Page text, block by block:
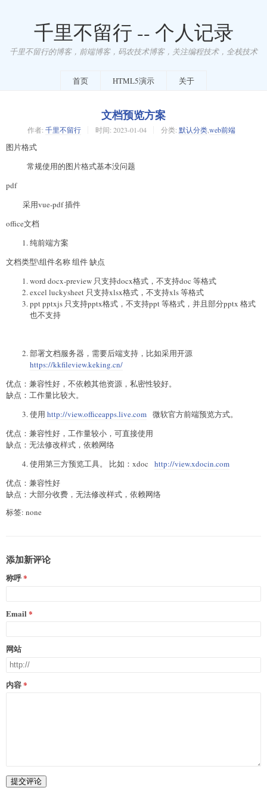
千里不留行 -- 个人记录
千里不留行的博客，前端博客，码农技术博客，关注编程技术，全栈技术
首页 HTML5演示 关于
文档预览方案
作者: 千里不留行 时间: 2023-01-04 分类: 默认分类,web前端
图片格式
常规使用的图片格式基本没问题
pdf
采用vue-pdf 插件
office文档
纯前端方案
文档类型\组件名称 组件 缺点
word docx-preview 只支持docx格式，不支持doc 等格式
excel luckysheet 只支持xlsx格式，不支持xls 等格式
ppt pptxjs 只支持pptx格式，不支持ppt 等格式，并且部分pptx 格式
也不支持
部署文档服务器，需要后端支持，比如采用开源
https://kkfileview.keking.cn/
优点：兼容性好，不依赖其他资源，私密性较好。
缺点：工作量比较大。
使用 http://view.officeapps.live.com 微软官方前端预览方式。
优点：兼容性好，工作量较小，可直接使用
缺点：无法修改样式，依赖网络
使用第三方预览工具。 比如：xdoc http://view.xdocin.com
优点：兼容性好
缺点：大部分收费，无法修改样式，依赖网络
标签: none
添加新评论
称呼
Email
网站
内容
提交评论